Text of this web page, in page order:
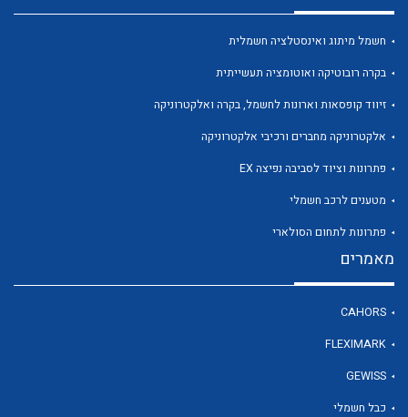
לכל מוצרי היצרן
חשמל מיתוג ואינסטלציה חשמלית
בקרה רובוטיקה ואוטומציה תעשייתית
זיווד קופסאות וארונות לחשמל, בקרה ואלקטרוניקה
אלקטרוניקה מחברים ורכיבי אלקטרוניקה
פתרונות וציוד לסביבה נפיצה EX
מטענים לרכב חשמלי
פתרונות לתחום הסולארי
מאמרים
CAHORS
FLEXIMARK
GEWISS
כבל חשמלי